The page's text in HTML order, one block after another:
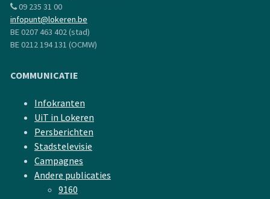
09 235 31 00
infopunt@lokeren.be
BE 0207 463 402 (stad)
BE 0212 194 131 (OCMW)
COMMUNICATIE
Infokranten
UiT in Lokeren
Persberichten
Stadstelevisie
Campagnes
Andere publicaties
9160